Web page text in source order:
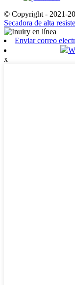
© Copyright - 2021-
Secadora de alta
Enviar correo
x